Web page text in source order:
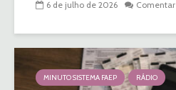
6 de julho de 2026 Comentar
MINUTO SISTEMA FAEP RÁDIO